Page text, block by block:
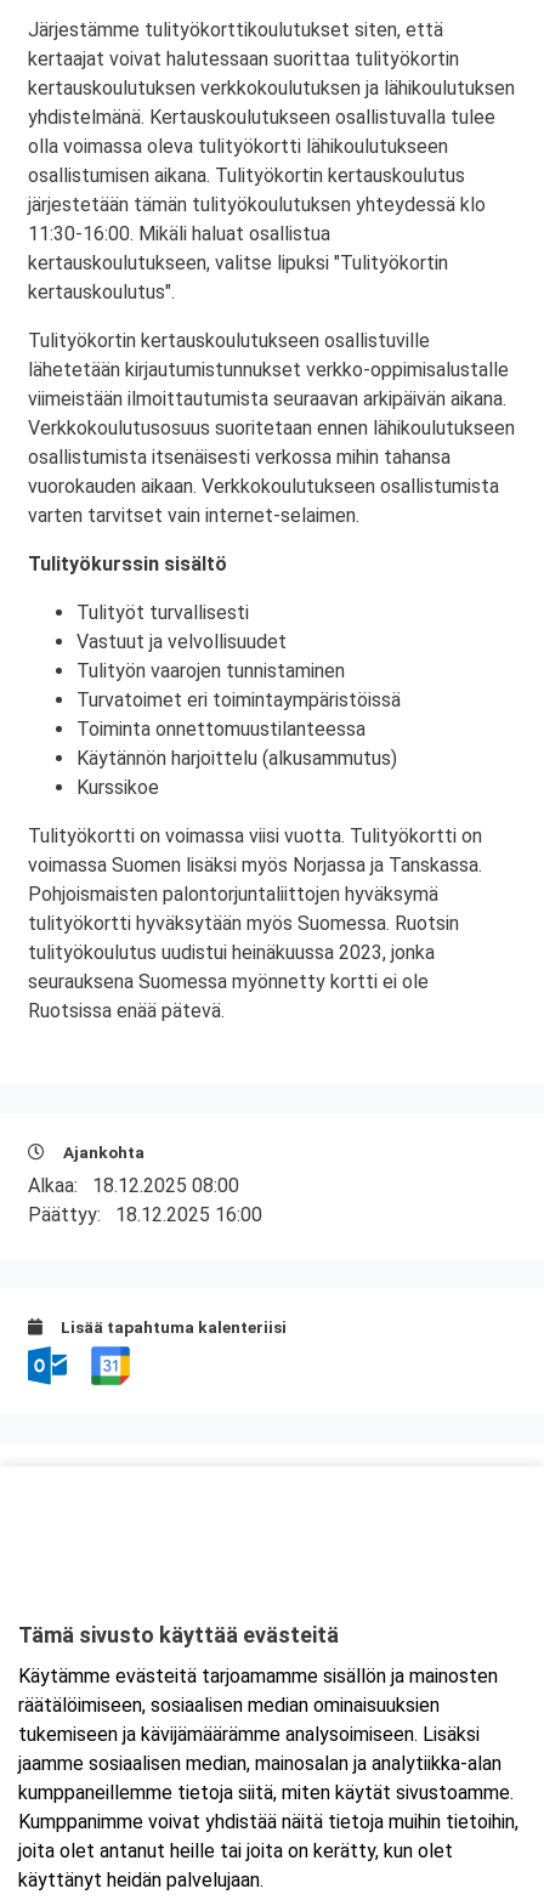
Järjestämme tulityökorttikoulutukset siten, että
kertaajat voivat halutessaan suorittaa tulityökortin
kertauskoulutuksen verkkokoulutuksen ja lähikoulutuksen
yhdistelmänä. Kertauskoulutukseen osallistuvalla tulee
olla voimassa oleva tulityökortti lähikoulutukseen
osallistumisen aikana. Tulityökortin kertauskoulutus
järjestetään tämän tulityökoulutuksen yhteydessä klo
11:30-16:00. Mikäli haluat osallistua
kertauskoulutukseen, valitse lipuksi "Tulityökortin
kertauskoulutus".
Tulityökortin kertauskoulutukseen osallistuville
lähetetään kirjautumistunnukset verkko-oppimisalustalle
viimeistään ilmoittautumista seuraavan arkipäivän aikana.
Verkkokoulutusosuus suoritetaan ennen lähikoulutukseen
osallistumista itsenäisesti verkossa mihin tahansa
vuorokauden aikaan. Verkkokoulutukseen osallistumista
varten tarvitset vain internet-selaimen.
Tulityökurssin sisältö
Tulityöt turvallisesti
Vastuut ja velvollisuudet
Tulityön vaarojen tunnistaminen
Turvatoimet eri toimintaympäristöissä
Toiminta onnettomuustilanteessa
Käytännön harjoittelu (alkusammutus)
Kurssikoe
Tulityökortti on voimassa viisi vuotta. Tulityökortti on
voimassa Suomen lisäksi myös Norjassa ja Tanskassa.
Pohjoismaisten palontorjuntaliittojen hyväksymä
tulityökortti hyväksytään myös Suomessa. Ruotsin
tulityökoulutus uudistui heinäkuussa 2023, jonka
seurauksena Suomessa myönnetty kortti ei ole
Ruotsissa enää pätevä.
Ajankohta
Alkaa: 18.12.2025 08:00
Päättyy: 18.12.2025 16:00
Lisää tapahtuma kalenteriisi
Tarkempi kartta ja ajo-ohjeet
Tämä sivusto käyttää evästeitä
Käytämme evästeitä tarjoamamme sisällön ja mainosten
räätälöimiseen, sosiaalisen median ominaisuuksien
tukemiseen ja kävijämäärämme analysoimiseen. Lisäksi
jaamme sosiaalisen median, mainosalan ja analytiikka-alan
kumppaneillemme tietoja siitä, miten käytät sivustoamme.
Kumppanimme voivat yhdistää näitä tietoja muihin tietoihin,
joita olet antanut heille tai joita on kerätty, kun olet
käyttänyt heidän palvelujaan.